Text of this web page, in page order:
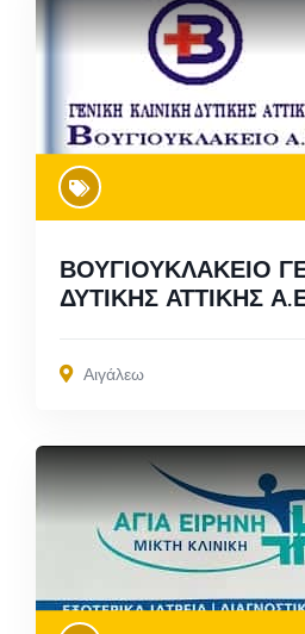
ΒΟΥΓΙΟΥΚΛΑΚΕΙΟ
ΔΥΤΙΚΗΣ ΑΤΤΙΚΗΣ
Αιγάλεω